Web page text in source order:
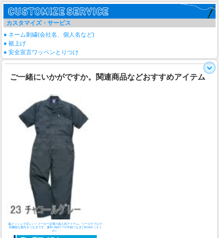
カスタマイズ・サービス
● ネーム刺繍(会社名、個人名など)
● 裾上げ
● 安全宣言ワッペンとりつけ
ご一緒にいかがですか。関連商品などおすすめアイテム
脇メッシュで涼しい！メーカー定番の超人気アイテム。リーズナブルで
高機能な夏向きつなぎです。桑和 39017 T/C半袖つなぎ│SOWA（そう
わ）